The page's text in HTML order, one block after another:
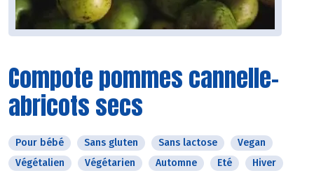
Compote pommes cannelle-
abricots secs
Pour bébé Sans gluten Sans lactose
Vegan
Végétalien
Végétarien Automne Eté
Hiver